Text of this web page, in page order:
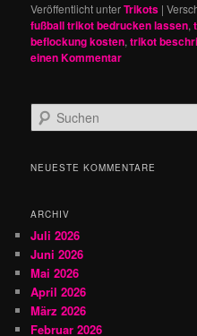
Veröffentlicht unterTrikots |
fußball trikot bedrucken lassen,
beflockung kosten,trikot
einen Kommentar
u
h
NEUESTE KOMMENTARE
ARCHIV
Juli 2026
Juni 2026
Mai 2026
April 2026
März 2026
Februar 2026